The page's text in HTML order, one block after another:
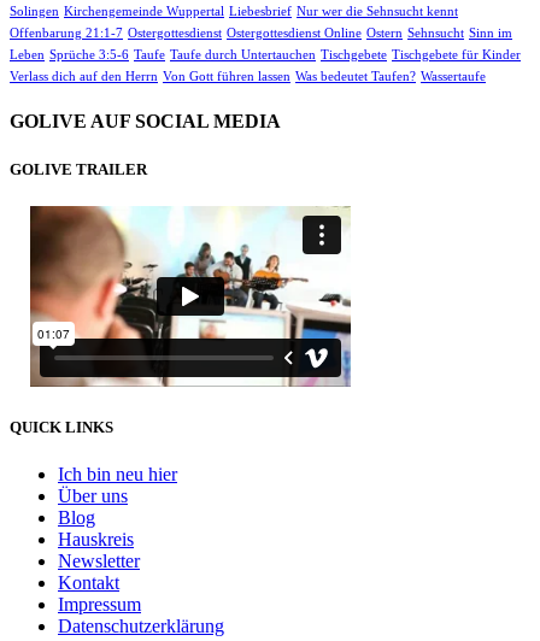
Solingen Kirchengemeinde Wuppertal Liebesbrief Nur wer die Sehnsucht kennt
Offenbarung 21:1-7 Ostergottesdienst Ostergottesdienst Online Ostern Sehnsucht Sinn im
Leben Sprüche 3:5-6 Taufe Taufe durch Untertauchen Tischgebete Tischgebete für Kinder
Verlass dich auf den Herrn Von Gott führen lassen Was bedeutet Taufen? Wassertaufe
GOLIVE AUF SOCIAL MEDIA
GOLIVE TRAILER
QUICK LINKS
Ich bin neu hier
Über uns
Blog
Hauskreis
Newsletter
Kontakt
Impressum
Datenschutzerklärung